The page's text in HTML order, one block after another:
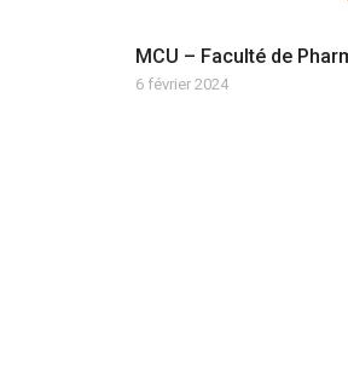
MCU – Faculté de
6 février 2024